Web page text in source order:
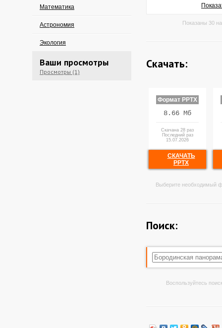
Математика
Астрономия
Экология
Ваши просмотры
Просмотры (1)
Показаны 30
Скачать:
Формат PPTX
8.66 Мб
Скачана 28 раз
Последний раз
15.07.2026
СКАЧАТЬ
PPTX
Выберите необходимый
Поиск:
Воспользуйтесь